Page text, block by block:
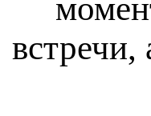
встречи,